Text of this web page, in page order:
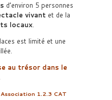
d’environ 5 personnes
vivant et de la
locaux.
est limité et une
au trésor dans le
Association 1.2.3 CAT